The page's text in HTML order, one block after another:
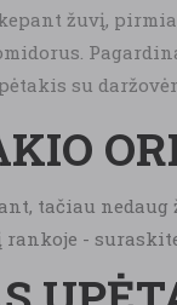
žuvį,
su
tačiau
-